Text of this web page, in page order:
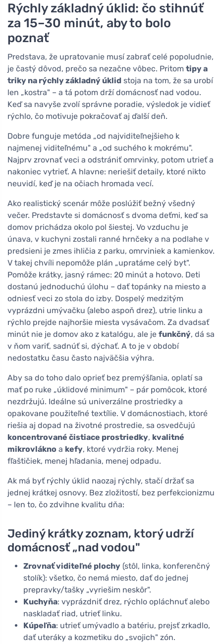
Rýchly základný úklid: čo stihnúť
za 15–30 minút, aby to bolo
poznať
Predstava, že upratovanie musí zabrať celé popoludnie,
je častý dôvod, prečo sa nezačne vôbec. Pritom tipy a
triky na rýchly základný úklid stoja na tom, že sa urobí
len „kostra" – a tá potom drží domácnosť nad vodou.
Keď sa navyše zvolí správne poradie, výsledok je vidieť
rýchlo, čo motivuje pokračovať aj ďalší deň.
Dobre funguje metóda „od najviditeľnejšieho k
najmenej viditeľnému" a „od suchého k mokrému".
Najprv zrovnať veci a odstrániť omrvinky, potom utrieť a
nakoniec vytrieť. A hlavne: neriešiť detaily, ktoré nikto
neuvidí, keď je na očiach hromada vecí.
Ako realistický scenár môže poslúžiť bežný všedný
večer. Predstavte si domácnosť s dvoma deťmi, keď sa
domov prichádza okolo pol šiestej. Vo vzduchu je
únava, v kuchyni zostali ranné hrnčeky a na podlahe v
predsieni je zmes ihličia z parku, omrviniek a kamienkov.
V takej chvíli nepomôže plán „upratáme celý byt".
Pomôže krátky, jasný rámec: 20 minút a hotovo. Deti
dostanú jednoduchú úlohu – dať topánky na miesto a
odniesť veci zo stola do izby. Dospelý medzitým
vyprázdni umývačku (alebo aspoň drez), utrie linku a
rýchlo prejde najhoršie miesta vysávačom. Za dvadsať
minút nie je domov ako z katalógu, ale je funkčný, dá sa
v ňom variť, sadnúť si, dýchať. A to je v období
nedostatku času často najväčšia výhra.
Aby sa do toho dalo oprieť bez premýšľania, oplatí sa
mať po ruke „úklidové minimum" – pár pomôcok, ktoré
nezdržujú. Ideálne sú univerzálne prostriedky a
opakovane použiteľné textílie. V domácnostiach, ktoré
riešia aj dopad na životné prostredie, sa osvedčujú
koncentrované čistiace prostriedky, kvalitné
mikrovlákno a kefy, ktoré vydržia roky. Menej
fľaštičiek, menej hľadania, menej odpadu.
Ak má byť rýchly úklid naozaj rýchly, stačí držať sa
jednej krátkej osnovy. Bez zložitostí, bez perfekcionizmu
– len to, čo zdvihne kvalitu dňa:
Jediný krátky zoznam, ktorý udrží
domácnosť „nad vodou"
Zrovnať viditeľné plochy (stôl, linka, konferenčný
stolík): všetko, čo nemá miesto, dať do jednej
prepravky/tašky „vyriešim neskôr".
Kuchyňa: vyprázdniť drez, rýchlo opláchnuť alebo
naskladať riad, utrieť linku.
Kúpeľňa: utrieť umývadlo a batériu, prejsť zrkadlo,
dať uteráky a kozmetiku do „svojich" zón.